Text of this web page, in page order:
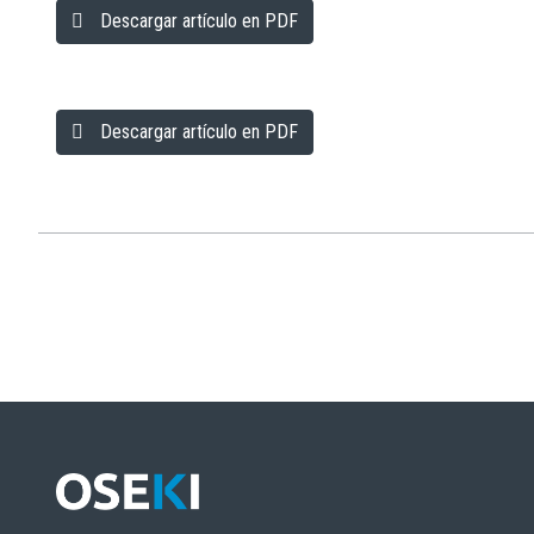
Descargar artículo en PDF
Descargar artículo en PDF